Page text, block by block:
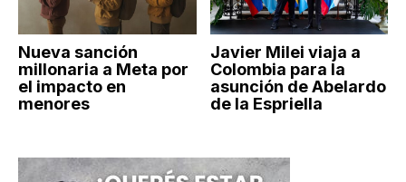
Nueva sanción
millonaria a Meta por
el impacto en
menores
Javier Milei viaja a
Colombia para la
asunción de Abelardo
de la Espriella